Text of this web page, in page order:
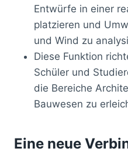
Entwürfe in einer
platzieren und
und Wind zu
Diese Funktion
Schüler und
die Bereiche
Bauwesen zu
Eine neue